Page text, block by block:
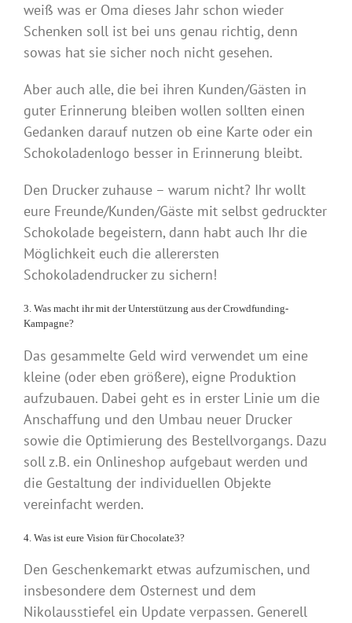
weiß was er Oma dieses Jahr schon wieder
Schenken soll ist bei uns genau richtig, denn
sowas hat sie sicher noch nicht gesehen.
Aber auch alle, die bei ihren Kunden/Gästen in
guter Erinnerung bleiben wollen sollten einen
Gedanken darauf nutzen ob eine Karte oder ein
Schokoladenlogo besser in Erinnerung bleibt.
Den Drucker zuhause – warum nicht? Ihr wollt
eure Freunde/Kunden/Gäste mit selbst gedruckter
Schokolade begeistern, dann habt auch Ihr die
Möglichkeit euch die allerersten
Schokoladendrucker zu sichern!
3. Was macht ihr mit der Unterstützung aus der Crowdfunding-
Kampagne?
Das gesammelte Geld wird verwendet um eine
kleine (oder eben größere), eigne Produktion
aufzubauen. Dabei geht es in erster Linie um die
Anschaffung und den Umbau neuer Drucker
sowie die Optimierung des Bestellvorgangs. Dazu
soll z.B. ein Onlineshop aufgebaut werden und
die Gestaltung der individuellen Objekte
vereinfacht werden.
4. Was ist eure Vision für Chocolate3?
Den Geschenkemarkt etwas aufzumischen, und
insbesondere dem Osternest und dem
Nikolausstiefel ein Update verpassen. Generell